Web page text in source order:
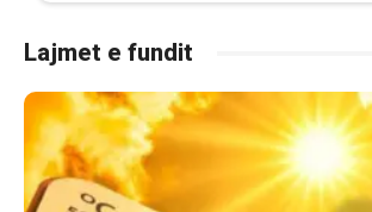
Lajmet e fundit